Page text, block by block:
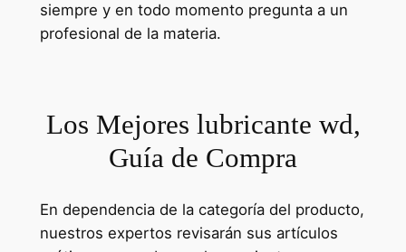
siempre y en todo momento pregunta a un
profesional de la materia.
Los Mejores lubricante wd,
Guía de Compra
En dependencia de la categoría del producto,
nuestros expertos revisarán sus artículos